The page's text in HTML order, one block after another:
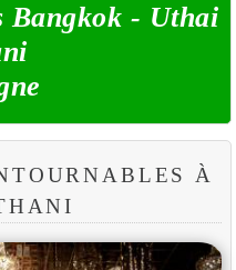
Bangkok - Uthai
À